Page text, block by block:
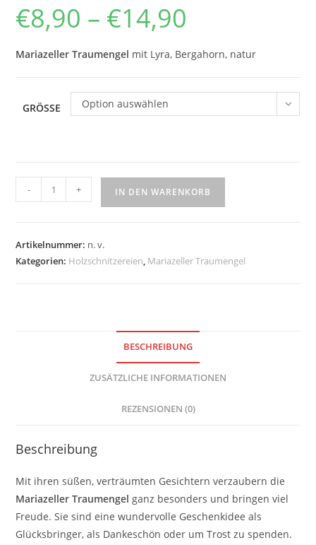
€8,90 – €14,90
Mariazeller Traumengel mit Lyra, Bergahorn, natur
GRÖSSE Option auswählen
Mariazeller
Traumengel
Lyra
-
- + IN DEN WARENKORB
Artikelnummer: n. v.
Kategorien: Holzschnitzereien, Mariazeller Traumengel
BESCHREIBUNG
ZUSÄTZLICHE INFORMATIONEN
REZENSIONEN (0)
Beschreibung
Mit ihren süßen, verträumten Gesichtern verzaubern die
Mariazeller Traumengel ganz besonders und bringen viel
Freude. Sie sind eine wundervolle Geschenkidee als
Glücksbringer, als Dankeschön oder um Trost zu spenden.